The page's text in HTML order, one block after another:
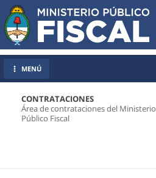
CONTRATACIONES
Área de contrataciones del Ministerio
Público Fiscal
MENÚ